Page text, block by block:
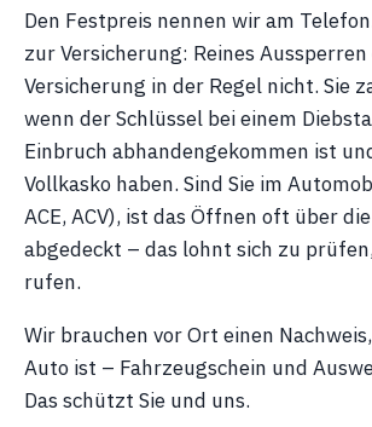
Den Festpreis nennen wir am
zur Versicherung: Reines
Versicherung in der Regel nicht. Sie
wenn der Schlüssel bei einem
Einbruch abhandengekommen ist
Vollkasko haben. Sind Sie im
ACE, ACV), ist das Öffnen oft über
abgedeckt – das lohnt sich zu
rufen.
Wir brauchen vor Ort einen
Auto ist – Fahrzeugschein und
Das schützt Sie und uns.